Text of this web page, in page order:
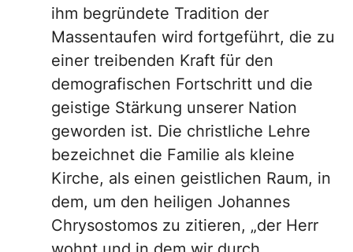
ihm begründete Tradition der
Massentaufen wird fortgeführt, die zu
einer treibenden Kraft für den
demografischen Fortschritt und die
geistige Stärkung unserer Nation
geworden ist. Die christliche Lehre
bezeichnet die Familie als kleine
Kirche, als einen geistlichen Raum, in
dem, um den heiligen Johannes
Chrysostomos zu zitieren, „der Herr